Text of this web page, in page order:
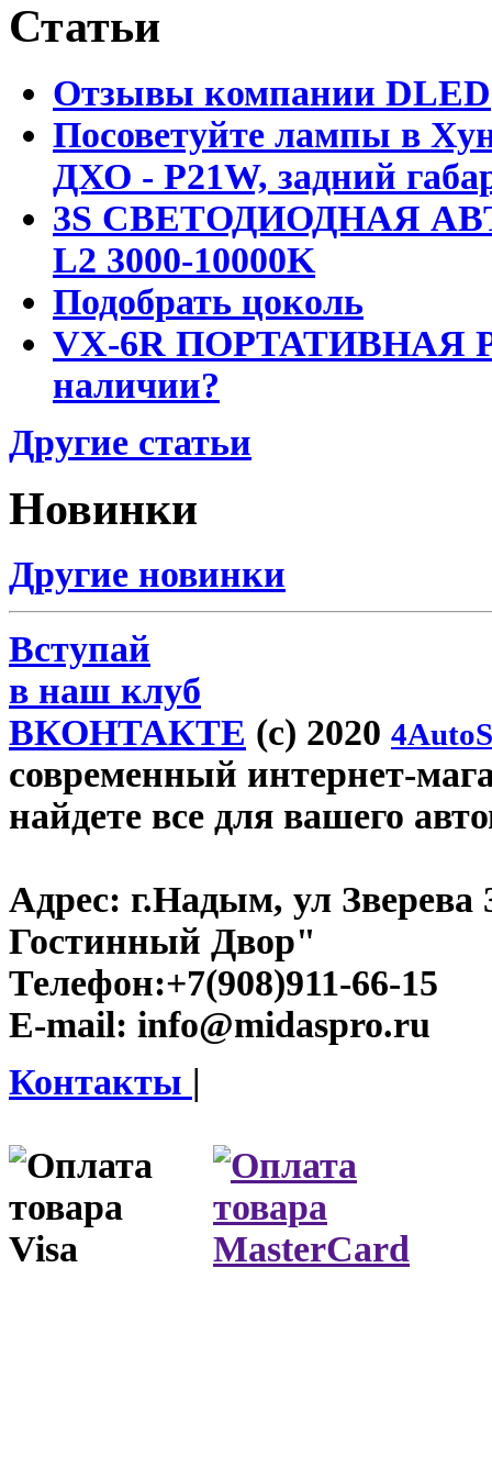
Статьи
Отзывы компании DLED
Посоветуйте лампы в
ДХО - P21W, задний
3S СВЕТОДИОДНАЯ
L2 3000-10000K
Подобрать цоколь
VX-6R ПОРТАТИВНАЯ
наличии?
Другие статьи
Новинки
Другие новинки
Вступай
в наш клуб
ВКОНТАКТЕ (c) 2020
современный интернет-
найдете все для вашего
Адрес: г.Надым, ул
Гостинный Двор"
Телефон:+7(908)911-66-15
E-mail: info@midaspro.ru
Контакты |